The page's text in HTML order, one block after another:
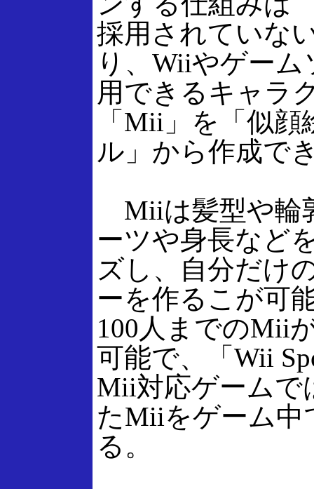
採用されていな
り、Wiiやゲー
用できるキャラ
「Mii」を「似
ル」から作成で
Miiは髪型や輪
ーツや身長など
ズし、自分だけ
ーを作るこが可
100人までのMii
可能で、「Wii
Mii対応ゲームで
たMiiをゲーム中
る。